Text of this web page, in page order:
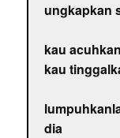
ungkapkan
kau
kau
dia